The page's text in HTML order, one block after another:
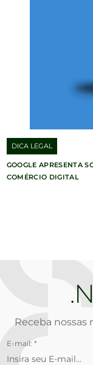
DICA LEGAL
GOOGLE APRESENTA
COMÉRCIO DIGITAL
Receba nossas
E-mail: *